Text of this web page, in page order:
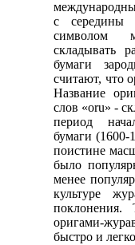
с середины
символом
складывать
бумаги
считают, что
Название
слов «oru» -
период
бумаги (1600-
поистине
было
менее
культуре
поклонения.
оригами-
быстро и